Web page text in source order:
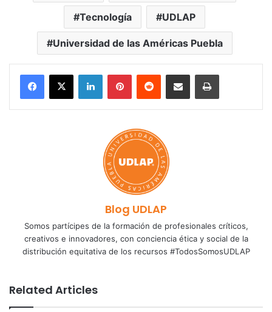
Tecnología UDLAP
Universidad de las Américas Puebla
LinkedInPinterestReddit Share via Email Print
Blog UDLAP
Somos partícipes de la formación de profesionales críticos,
creativos e innovadores, con conciencia ética y social de la
distribución equitativa de los recursos #TodosSomosUDLAP
Related Articles